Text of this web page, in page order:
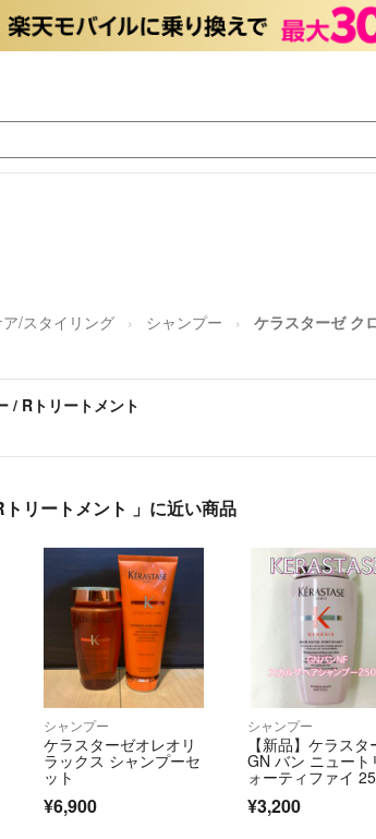
/スタイリング シャンプー ケラスターゼ ク
/ Rトリートメント
リートメント 」に近い商品
シャンプー
ケラスターゼオレオリ
ラックス シャンプーセ
ット
¥6,900
シャンプー
【新品】ケラスタ
GN バン ニュート
ォーティファイ
¥3,200